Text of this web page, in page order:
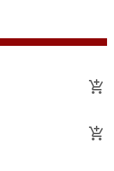
add_shopping_cart
add_shopping_cart